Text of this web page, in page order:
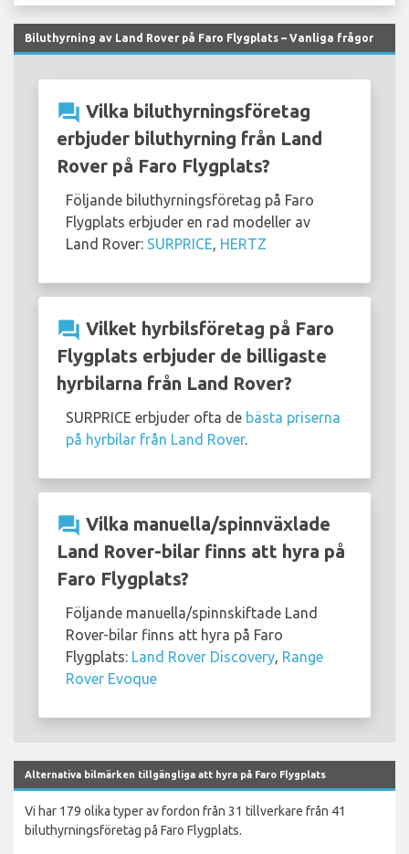
Biluthyrning av Land Rover på Faro Flygplats – Vanliga frågor
question_answer Vilka biluthyrningsföretag
erbjuder biluthyrning från Land
Rover på Faro Flygplats?
Följande biluthyrningsföretag på Faro
Flygplats erbjuder en rad modeller av
Land Rover: SURPRICE, HERTZ
question_answer Vilket hyrbilsföretag på Faro
Flygplats erbjuder de billigaste
hyrbilarna från Land Rover?
SURPRICE erbjuder ofta de bästa priserna
på hyrbilar från Land Rover.
question_answer Vilka manuella/spinnväxlade
Land Rover-bilar finns att hyra på
Faro Flygplats?
Följande manuella/spinnskiftade Land
Rover-bilar finns att hyra på Faro
Flygplats: Land Rover Discovery, Range
Rover Evoque
Alternativa bilmärken tillgängliga att hyra på Faro Flygplats
Vi har 179 olika typer av fordon från 31 tillverkare från 41
biluthyrningsföretag på Faro Flygplats.